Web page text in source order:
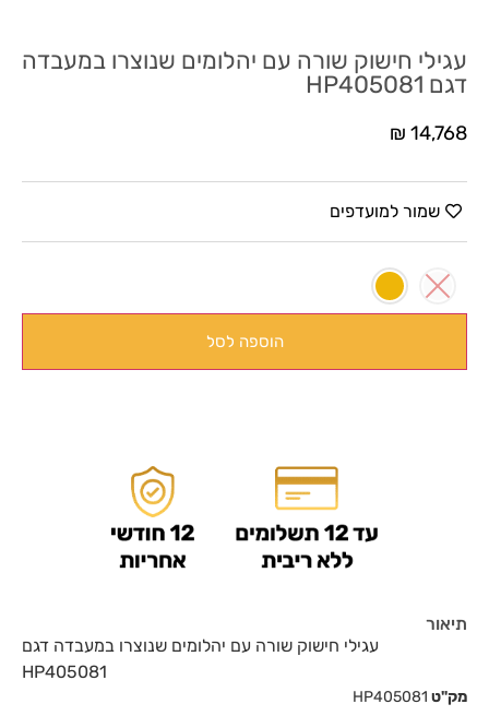
עגילי חישוק שורה עם יהלומים שנוצרו במעבדה
דגם HP405081
₪ 14,768
שמור למועדפים
הוספה לסל
תיאור
עגילי חישוק שורה עם יהלומים שנוצרו במעבדה דגם
HP405081
מק"ט HP405081